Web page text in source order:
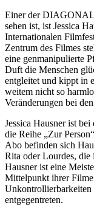
Einer der
sehen ist, ist Jessica
Internationalen
Zentrum des Filmes
eine genmanipulierte
Duft die Menschen
entgleitet und kippt in
weitem nicht so
Veränderungen bei
Jessica Hausner ist
die Reihe „Zur
Abo befinden sich
Rita oder Lourdes, die
Hausner ist eine
Mittelpunkt ihrer Filme
Unkontrollierbarkeiten
entgegentreten.